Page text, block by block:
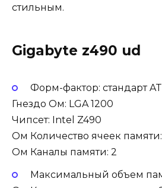
стильным.
Gigabyte z490 ud
Форм-фактор: стандарт
Гнездо Ом: LGA 1200
Чипсет: Intel Z490
Ом Количество ячеек
Ом Каналы памяти: 2
Максимальный объем